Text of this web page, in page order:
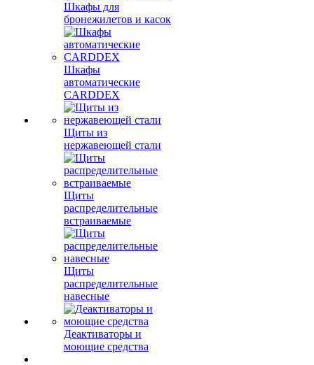
Шкафы для
бронежилетов и касок
Шкафы
автоматические
CARDDEX
Щиты из
нержавеющей стали
Щиты
распределительные
встраиваемые
Щиты
распределительные
навесные
Деактиваторы и
моющие средства